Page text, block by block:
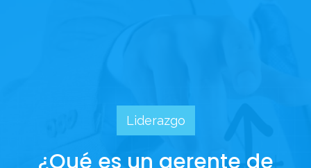
Liderazgo
¿Qué es un gerente de